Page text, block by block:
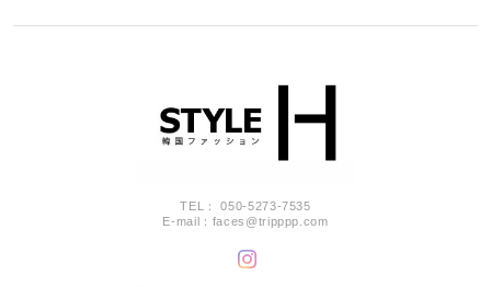
TEL： 050-5273-7535
E-mail： faces@tripppp.com